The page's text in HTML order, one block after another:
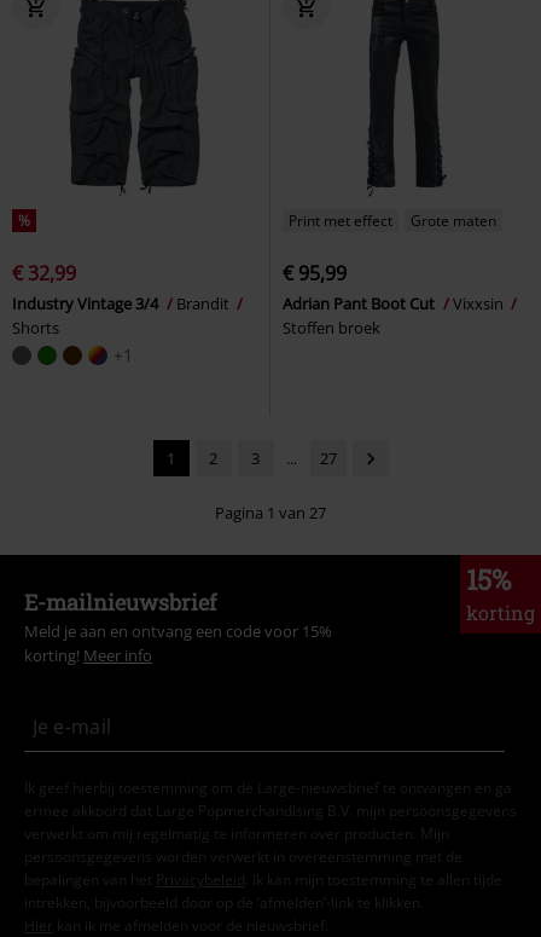
%
€ 32,99
Industry Vintage 3/4
Brandit
Shorts
+1
Print met effect Grote maten
€ 95,99
Adrian Pant Boot Cut
Vixxsin
Stoffen broek
1 2 3 ... 27
Pagina 1 van 27
15%
korting
E-mailnieuwsbrief
Meld je aan en ontvang een code voor 15%
korting! Meer info
Ik geef hierbij toestemming om de Large-nieuwsbrief te ontvangen en ga
ermee akkoord dat Large Popmerchandising B.V. mijn persoonsgegevens
verwerkt om mij regelmatig te informeren over producten. Mijn
persoonsgegevens worden verwerkt in overeenstemming met de
bepalingen van het
Privacybeleid . Ik kan mijn toestemming te allen tijde
intrekken, bijvoorbeeld door op de ‘afmelden’-link te klikken.
Hier kan ik me afmelden voor de nieuwsbrief.